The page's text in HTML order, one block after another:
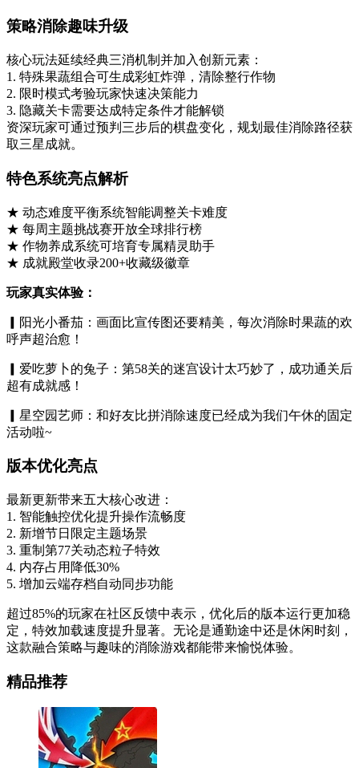
策略消除趣味升级
核心玩法延续经典三消机制并加入创新元素：
1. 特殊果蔬组合可生成彩虹炸弹，清除整行作物
2. 限时模式考验玩家快速决策能力
3. 隐藏关卡需要达成特定条件才能解锁
资深玩家可通过预判三步后的棋盘变化，规划最佳消除路径获
取三星成就。
特色系统亮点解析
★ 动态难度平衡系统智能调整关卡难度
★ 每周主题挑战赛开放全球排行榜
★ 作物养成系统可培育专属精灵助手
★ 成就殿堂收录200+收藏级徽章
玩家真实体验：
▎阳光小番茄：画面比宣传图还要精美，每次消除时果蔬的欢
呼声超治愈！
▎爱吃萝卜的兔子：第58关的迷宫设计太巧妙了，成功通关后
超有成就感！
▎星空园艺师：和好友比拼消除速度已经成为我们午休的固定
活动啦~
版本优化亮点
最新更新带来五大核心改进：
1. 智能触控优化提升操作流畅度
2. 新增节日限定主题场景
3. 重制第77关动态粒子特效
4. 内存占用降低30%
5. 增加云端存档自动同步功能
超过85%的玩家在社区反馈中表示，优化后的版本运行更加稳
定，特效加载速度提升显著。无论是通勤途中还是休闲时刻，
这款融合策略与趣味的消除游戏都能带来愉悦体验。
精品推荐